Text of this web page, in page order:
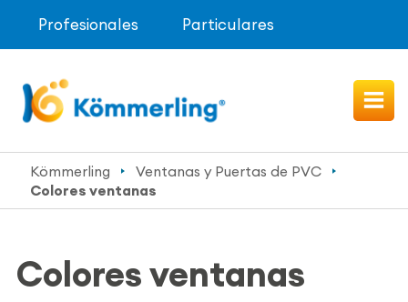
Profesionales Particulares
Kömmerling
Ventanas y Puertas de PVC
Colores ventanas
Colores ventanas